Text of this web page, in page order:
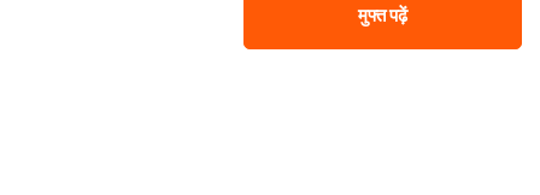
मुफ्त पढ़ें